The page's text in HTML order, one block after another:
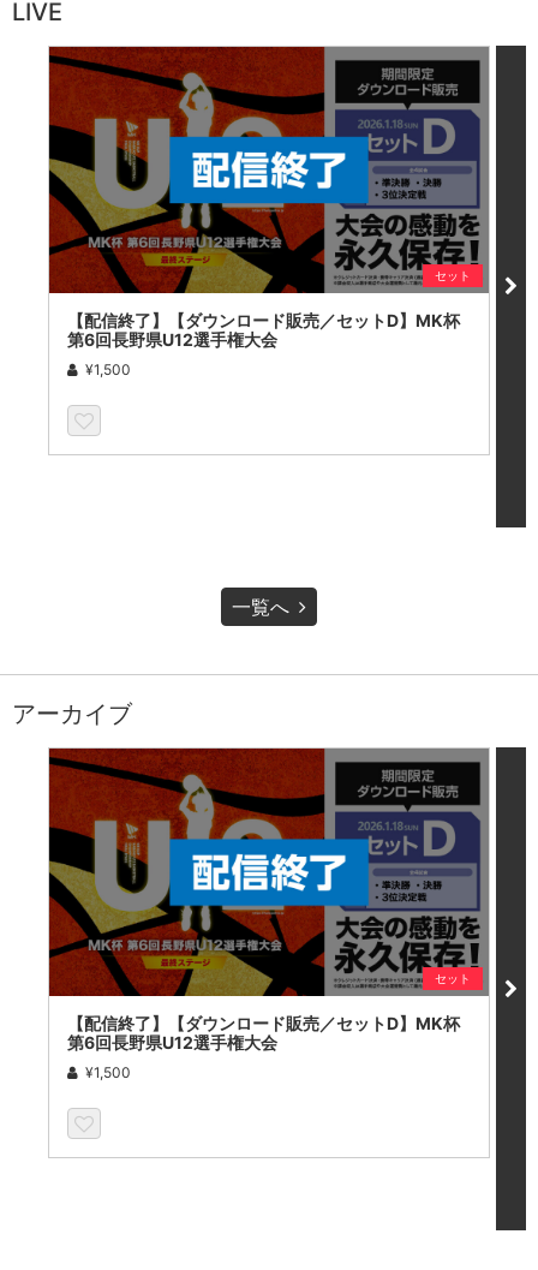
LIVE
セット
【配信終了】【ダウンロード販売／セットD】MK杯
第6回長野県U12選手権大会
¥1,500
一覧へ
アーカイブ
セット
【配信終了】【ダウンロード販売／セットD】MK杯
第6回長野県U12選手権大会
¥1,500